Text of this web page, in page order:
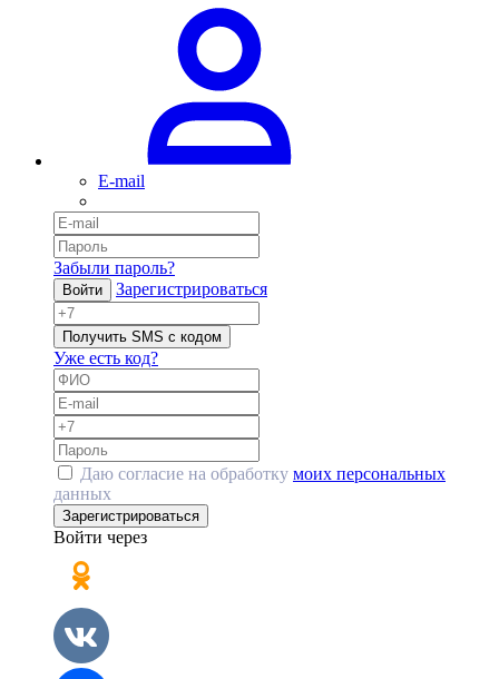
E-mail
Забыли пароль?
Войти Зарегистрироваться
Получить SMS с кодом
Уже есть код?
Даю согласие на обработку моих персональных
данных
Зарегистрироваться
Войти через